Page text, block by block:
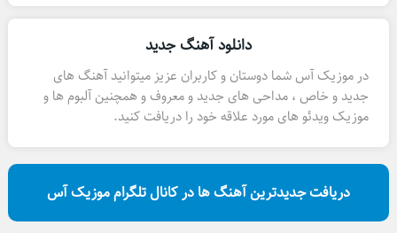
دانلود آهنگ جدید
در موزیک آس شما دوستان و کاربران عزیز میتوانید آهنگ های
جدید و خاص ، مداحی های جدید و معروف و همچنین آلبوم ها و
موزیک ویدئو های مورد علاقه خود را دریافت کنید.
دریافت جدیدترین آهنگ ها در کانال تلگرام موزیک آس